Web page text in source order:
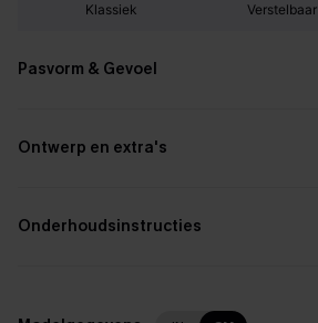
Klassiek Verstelbaar
Pasvorm & Gevoel
Ontwerp en extra's
Onderhoudsinstructies